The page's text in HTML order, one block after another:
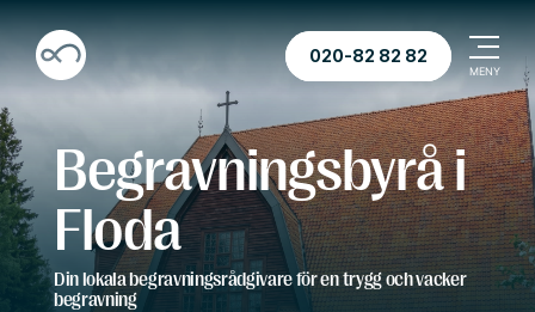
020-82 82 82
Begravningsbyrå i
Floda
Din lokala begravningsrådgivare för en trygg och vacker
begravning